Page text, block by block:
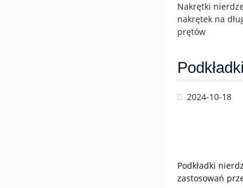
Nakrętki
nakrętek na
prętów
2024-10-18
Podkładki
zastosowań